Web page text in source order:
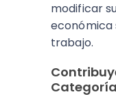
modificar
económica
trabajo.
Categoría